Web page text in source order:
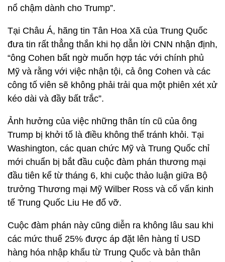
nổ chậm dành cho Trump”.
Tại Châu Á, hãng tin Tân Hoa Xã của Trung Quốc
đưa tin rất thẳng thắn khi họ dẫn lời CNN nhận định,
“ông Cohen bất ngờ muốn hợp tác với chính phủ
Mỹ và rằng với việc nhận tội, cả ông Cohen và các
công tố viên sẽ không phải trải qua một phiên xét xử
kéo dài và đầy bất trắc”.
Ảnh hưởng của việc những thân tín cũ của ông
Trump bị khởi tố là điều không thể tránh khỏi. Tại
Washington, các quan chức Mỹ và Trung Quốc chỉ
mới chuẩn bị bắt đầu cuộc đàm phán thương mại
đầu tiên kể từ tháng 6, khi cuộc thảo luận giữa Bộ
trưởng Thương mại Mỹ Wilber Ross và cố vấn kinh
tế Trung Quốc Liu He đổ vỡ.
Cuộc đàm phán này cũng diễn ra không lâu sau khi
các mức thuế 25% được áp đặt lên hàng tỉ USD
hàng hóa nhập khẩu từ Trung Quốc và bản thân